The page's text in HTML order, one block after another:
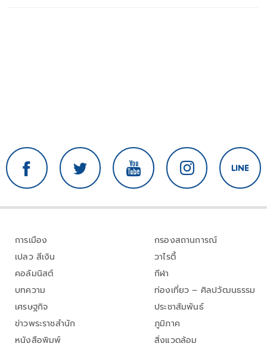
การเมือง
เปลว สีเงิน
คอลัมนิสต์
บทความ
เศรษฐกิจ
ข่าวพระราชสำนัก
หนังสือพิมพ์
กรองสถานการณ์
วาไรตี้
กีฬา
ท่องเที่ยว – ศิลปวัฒนธรรม
ประชาสัมพันธ์
ภูมิภาค
สิ่งแวดล้อม